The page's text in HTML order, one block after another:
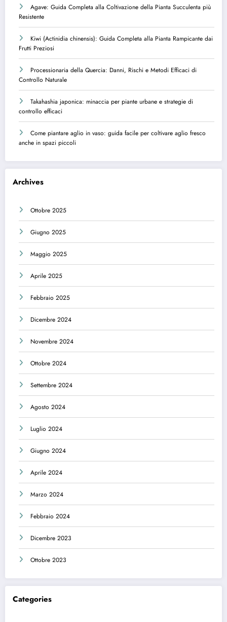
Agave: Guida Completa alla Coltivazione della Pianta Succulenta più
Resistente
Kiwi (Actinidia chinensis): Guida Completa alla Pianta Rampicante dai
Frutti Preziosi
Processionaria della Quercia: Danni, Rischi e Metodi Efficaci di
Controllo Naturale
Takahashia japonica: minaccia per piante urbane e strategie di
controllo efficaci
Come piantare aglio in vaso: guida facile per coltivare aglio fresco
anche in spazi piccoli
Archives
Ottobre 2025
Giugno 2025
Maggio 2025
Aprile 2025
Febbraio 2025
Dicembre 2024
Novembre 2024
Ottobre 2024
Settembre 2024
Agosto 2024
Luglio 2024
Giugno 2024
Aprile 2024
Marzo 2024
Febbraio 2024
Dicembre 2023
Ottobre 2023
Categories